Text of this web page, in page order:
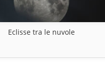
Eclisse tra le nuvole